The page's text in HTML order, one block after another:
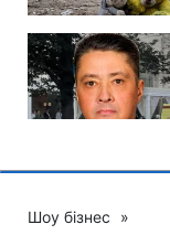
Шоу бізнес »